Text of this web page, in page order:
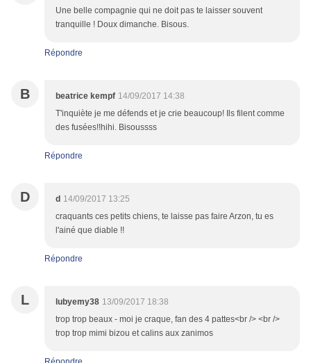
Une belle compagnie qui ne doit pas te laisser souvent
tranquille ! Doux dimanche. Bisous.
Répondre
B beatrice kempf 14/09/2017 14:38
T'inquiète je me défends et je crie beaucoup! Ils filent comme
des fusées!!hihi. Bisoussss
Répondre
D d 14/09/2017 13:25
craquants ces petits chiens, te laisse pas faire Arzon, tu es
l'ainé que diable !!
Répondre
L lubyemy38 13/09/2017 18:38
trop trop beaux - moi je craque, fan des 4 pattes<br /> <br />
trop trop mimi bizou et calins aux zanimos